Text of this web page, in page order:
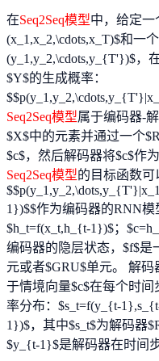
在Seq2Seq模型中，给定一
(x_1,x_2,\cdots,x_T)$和一
(y_1,y_2,\cdots,y_{T'})$，
$Y$的生成概率：
Seq2Seq模型属于编码器-
$X$中的元素并通过一个
$c$，然后解码器将$c$作
Seq2Seq模型的目标函数可
1})$$作为编码器的RNN模
$h_t=f(x_t,h_{t-1})$；
编码器的隐层状态，$f$是
元或者$GRU$单元。 解
于情境向量$c$在每个时
率分布：$s_t=f(y_{t-
1})$，其中$s_t$为解码器
$y_{t-1}$是解码器在时间